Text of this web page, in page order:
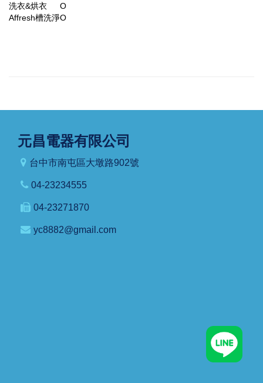
洗衣&烘衣
O
Affresh槽洗淨O
元昌電器有限公司
台中市南屯區大墩路902號
04-23234555
04-23271870
yc8882@gmail.com